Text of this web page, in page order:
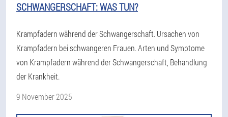
SCHWANGERSCHAFT: WAS TUN?
Krampfadern während der Schwangerschaft. Ursachen von
Krampfadern bei schwangeren Frauen. Arten und Symptome
von Krampfadern während der Schwangerschaft, Behandlung
der Krankheit.
9 November 2025